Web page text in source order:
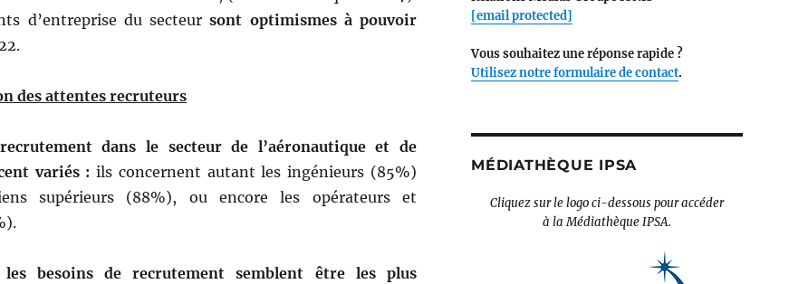
d’entreprise du secteursont optimismes à pouvoir
des attentes recruteurs
dans le secteur de l’aéronautique et de
variés : ils concernent autant les ingénieurs (85%)
supérieurs (88%), ou encore les opérateurs et
besoins de recrutement semblent être les plus
[email protected]
Vous souhaitez une réponse rapide ?
Utilisez notre formulaire de contact.
MÉDIATHÈQUE IPSA
Cliquez sur le logo ci-dessous pour accéder
à la Médiathèque IPSA.